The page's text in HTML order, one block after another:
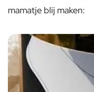
Gepersonaliseerde
Gepersonaliseerde Heupfles
Gepersonaliseerde Bag
Kaarsen
Gepersonaliseerde Kaars
Gepersonaliseerde
Bloemen
mamatje blij maken: